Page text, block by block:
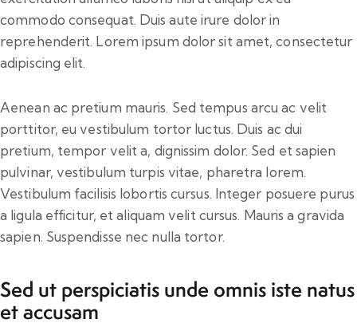
commodo consequat. Duis aute irure dolor in
reprehenderit. Lorem ipsum dolor sit amet, consectetur
adipiscing elit.
Aenean ac pretium mauris. Sed tempus arcu ac velit
porttitor, eu vestibulum tortor luctus. Duis ac dui
pretium, tempor velit a, dignissim dolor. Sed et sapien
pulvinar, vestibulum turpis vitae, pharetra lorem.
Vestibulum facilisis lobortis cursus. Integer posuere purus
a ligula efficitur, et aliquam velit cursus. Mauris a gravida
sapien. Suspendisse nec nulla tortor.
Sed ut perspiciatis unde omnis iste natus
et accusam